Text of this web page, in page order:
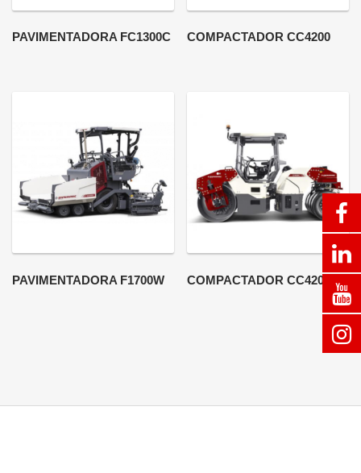
PAVIMENTADORA FC1300C COMPACTADOR CC4200
PAVIMENTADORA F1700W COMPACTADOR CC4200C